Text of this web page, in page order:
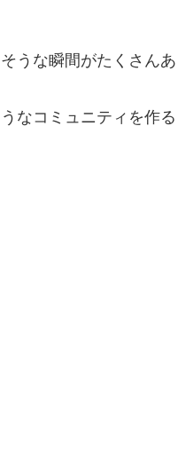
うな瞬間がたくさんあ
なコミュニティを作る